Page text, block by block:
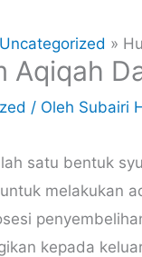
Uncategorized
Aqiqah
/ Oleh Subairi
satu bentuk
melakukan
kepada